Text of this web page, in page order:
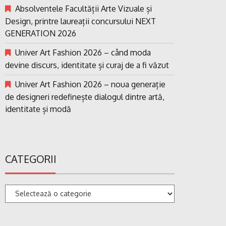
Absolventele Facultății Arte Vizuale și
Design, printre laureații concursului NEXT
GENERATION 2026
Univer Art Fashion 2026 – când moda
devine discurs, identitate și curaj de a fi văzut
Univer Art Fashion 2026 – noua generație
de designeri redefinește dialogul dintre artă,
identitate și modă
CATEGORII
Categorii